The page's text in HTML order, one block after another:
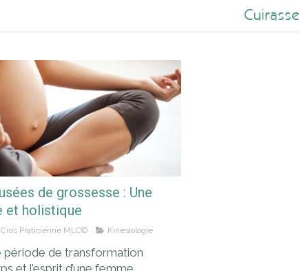
de grossesse : Une
et holistique
Praticienne MLC© Kinésiologie
période de transformation